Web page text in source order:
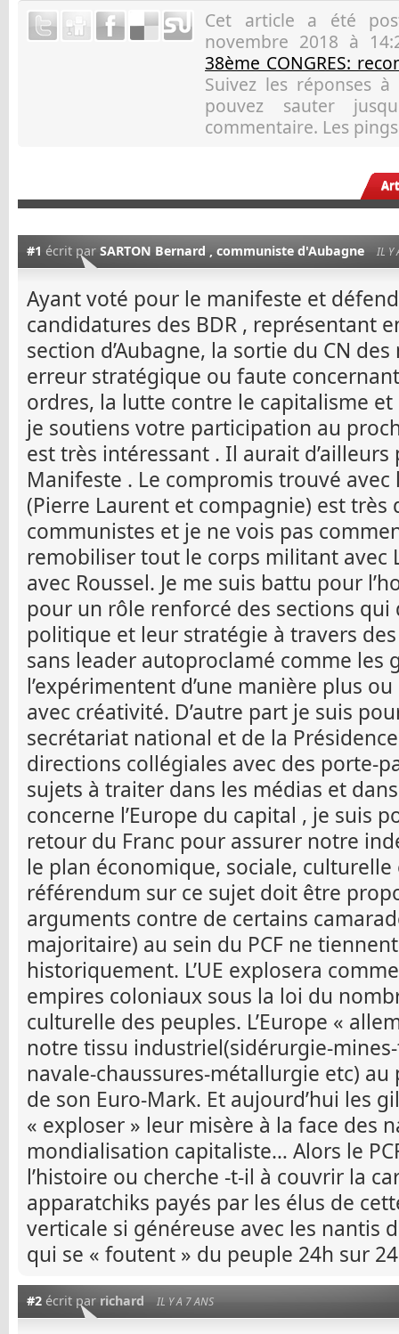
Cet article a été
novembre 2018 à
38ème CONGRES:
Suivez les réponses
pouvez sauter
commentaire. Les
#1 écrit par SARTON Bernard , communiste d'Aubagne IL Y
Ayant voté pour le manifeste et
candidatures des BDR , représentant
section d’Aubagne, la sortie du CN
erreur stratégique ou faute
ordres, la lutte contre le capitalisme
je soutiens votre participation au
est très intéressant . Il aurait
Manifeste . Le compromis trouvé
(Pierre Laurent et compagnie) est très
communistes et je ne vois pas
remobiliser tout le corps militant avec
avec Roussel. Je me suis battu pour
pour un rôle renforcé des sections
politique et leur stratégie à travers
sans leader autoproclamé comme les
l’expérimentent d’une manière plus
avec créativité. D’autre part je suis
secrétariat national et de la
directions collégiales avec des porte-
sujets à traiter dans les médias et
concerne l’Europe du capital , je suis
retour du Franc pour assurer notre
le plan économique, sociale,
référendum sur ce sujet doit être
arguments contre de certains
majoritaire) au sein du PCF ne
historiquement. L’UE explosera
empires coloniaux sous la loi du
culturelle des peuples. L’Europe «
notre tissu industriel(sidérurgie-
navale-chaussures-métallurgie etc) au
de son Euro-Mark. Et aujourd’hui les
« exploser » leur misère à la face des
mondialisation capitaliste… Alors le
l’histoire ou cherche -t-il à couvrir la
apparatchiks payés par les élus de
verticale si généreuse avec les nantis
qui se « foutent » du peuple 24h sur
#2 écrit par richard IL Y A 7 ANS